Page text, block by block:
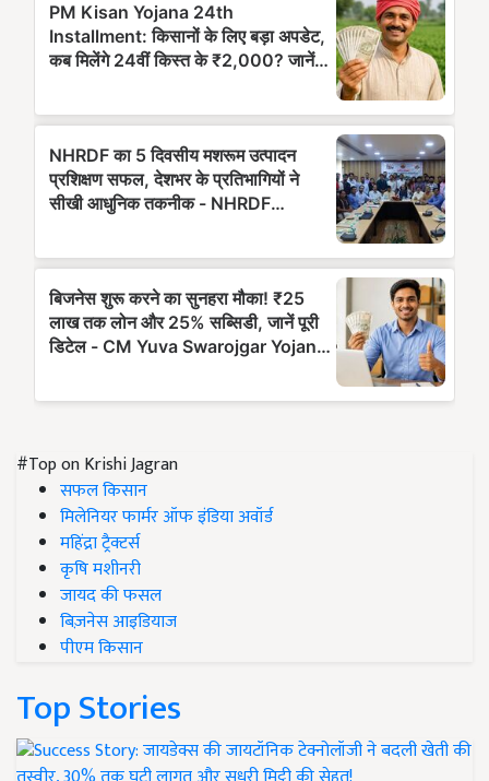
#Top on Krishi Jagran
सफल किसान
मिलेनियर फार्मर ऑफ इंडिया अवॉर्ड
महिंद्रा ट्रैक्टर्स
कृषि मशीनरी
जायद की फसल
बिज़नेस आइडियाज
पीएम किसान
Top Stories